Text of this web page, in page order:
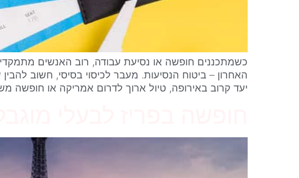
כשמתכננים חופשה או נסיעת עבודה, רוב האנשים
האחרון – ביטוח הנסיעות. מעבר לכיסוי בסיסי, חשוב
יעד קרוב באירופה, טיול ארוך לדרום אמריקה או